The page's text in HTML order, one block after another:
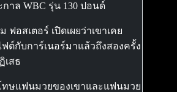
าล WBC รุ่น 130 ปอนด์
ฟอสเตอร์ เปิดเผยว่าเขาเคย
ต์กับการ์เนอร์มาแล้วถึงสองครั้ง
เสธ
ษแฟนมวยของเขาและแฟนมวย